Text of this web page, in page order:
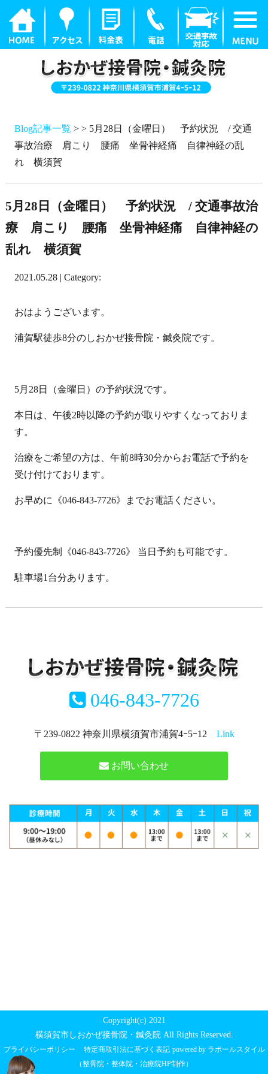
Blog記事一覧 > > 5月28日（金曜日） 予約状況 / 交通
事故治療 肩こり 腰痛 坐骨神経痛 自律神経の乱
れ 横須賀
5月28日（金曜日） 予約状況 / 交通事故治
療 肩こり 腰痛 坐骨神経痛 自律神経の
乱れ 横須賀
2021.05.28 | Category:
おはようございます。
浦賀駅徒歩8分のしおかぜ接骨院・鍼灸院です。
5月28日（金曜日）の予約状況です。
本日は、午後2時以降の予約が取りやすくなっておりま
す。
治療をご希望の方は、午前8時30分からお電話で予約を
受け付けております。
お早めに《046-843-7726》までお電話ください。
予約優先制《046-843-7726》 当日予約も可能です。
駐車場1台分あります。
046-843-7726
〒239-0822 神奈川県横須賀市浦賀4ｰ5ｰ12 Link
お問い合わせ
Copyright(c) 2021
横須賀市しおかぜ接骨院・鍼灸院 All Rights Reserved.
プライバシーポリシー 特定商取引法に基づく表記 powered by ラポールスタイル
（整骨院・整体院・治療院HP制作）